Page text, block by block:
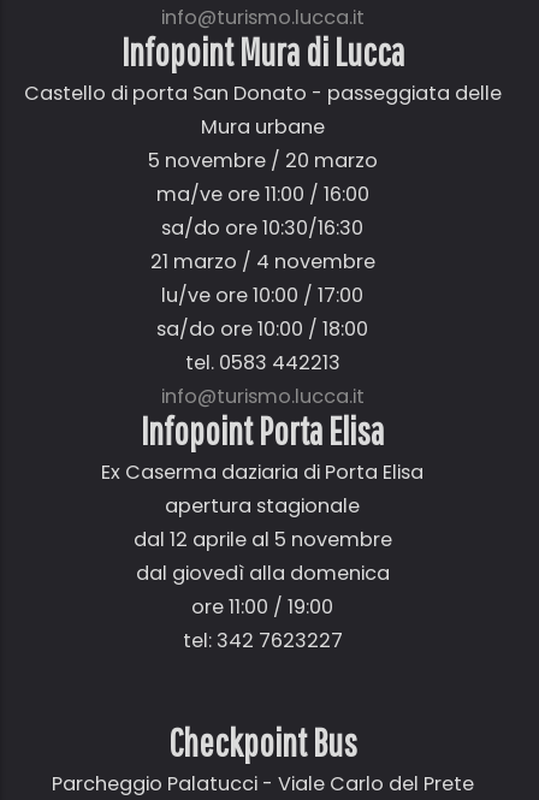
info@turismo.lucca.it
Infopoint Mura di Lucca
Castello di porta San Donato - passeggiata delle
Mura urbane
5 novembre / 20 marzo
ma/ve ore 11:00 / 16:00
sa/do ore 10:30/16:30
21 marzo / 4 novembre
lu/ve ore 10:00 / 17:00
sa/do ore 10:00 / 18:00
tel. 0583 442213
info@turismo.lucca.it
Infopoint Porta Elisa
Ex Caserma daziaria di Porta Elisa
apertura stagionale
dal 12 aprile al 5 novembre
dal giovedì alla domenica
ore 11:00 / 19:00
tel: 342 7623227
Checkpoint Bus
Parcheggio Palatucci - Viale Carlo del Prete